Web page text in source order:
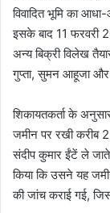
विवादित भूमि का
इसके बाद 11 फरवरी
अन्य बिक्री विलेख
गुप्ता, सुमन आहूजा और
शिकायतकर्ता के
जमीन पर रखी करीब
संदीप कुमार ईंटें ले
किया कि उसने यह
की जांच कराई गई,